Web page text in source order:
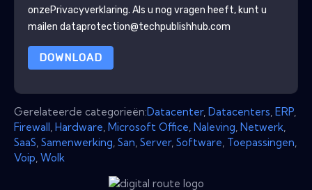
onzePrivacyverklaring. Als u nog vragen heeft, kunt u
mailen dataprotection@techpublishhub.com
DOWNLOAD
Gerelateerde categorieën:Datacenter, Datacenters ERP
Firewall Hardware Microsoft Office Naleving Netwerk
SaaS Samenwerking San Server, Software Toepassingen
Voip Wolk